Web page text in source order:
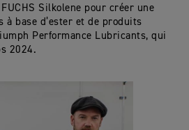
FUCHS Silkolene pour créer une
à base d’ester et de produits
Performance Lubricants, qui
2024.